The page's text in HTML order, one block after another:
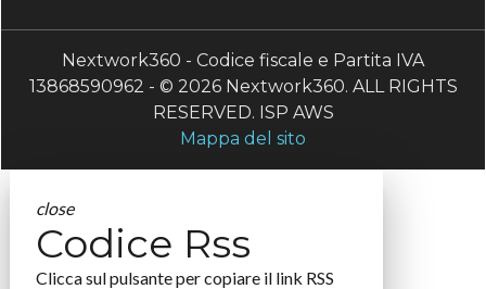
Nextwork360 - Codice fiscale e Partita IVA
13868590962 - © 2026 Nextwork360. ALL RIGHTS
RESERVED. ISP AWS
Mappa del sito
close
Codice Rss
Clicca sul pulsante per copiare il link RSS